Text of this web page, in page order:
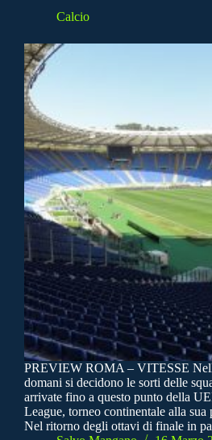
Calcio
PREVIEW ROMA – VITESSE
domani si decidono le sorti delle
arrivate fino a questo punto della
League, torneo continentale alla sua
Nel ritorno degli ottavi di finale in